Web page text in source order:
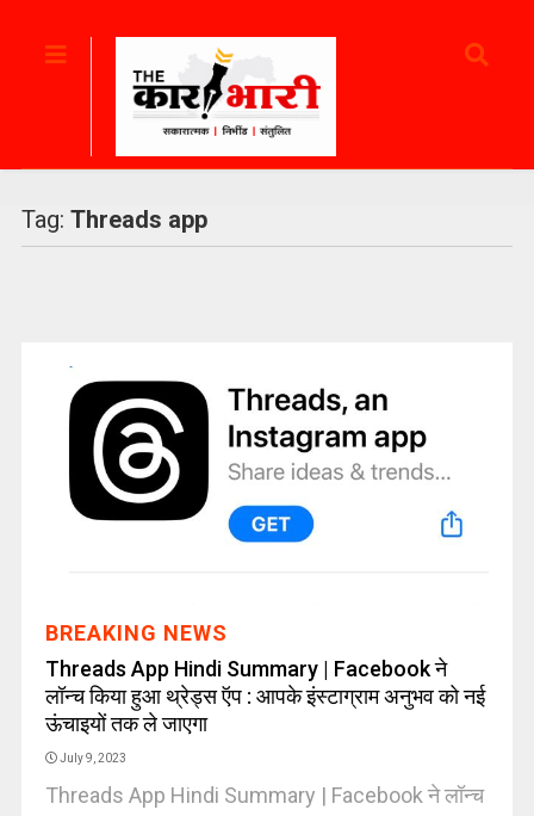
Tag: Threads app
BREAKING NEWS
Threads App Hindi Summary | Facebook ने
लॉन्च किया हुआ थ्रेड्स ऍप : आपके इंस्टाग्राम अनुभव को नई
ऊंचाइयों तक ले जाएगा
July 9, 2023
Threads App Hindi Summary | Facebook ने लॉन्च